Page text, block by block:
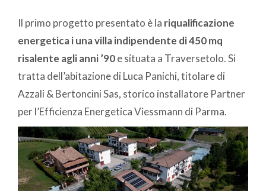
Il primo progetto presentato è la riqualificazione
energetica i una villa indipendente di 450 mq
risalente agli anni ’90e situata a Traversetolo. Si
tratta dell’abitazione di Luca Panichi, titolare di
Azzali & Bertoncini Sas, storico installatore Partner
per l’Efficienza Energetica Viessmann di Parma.